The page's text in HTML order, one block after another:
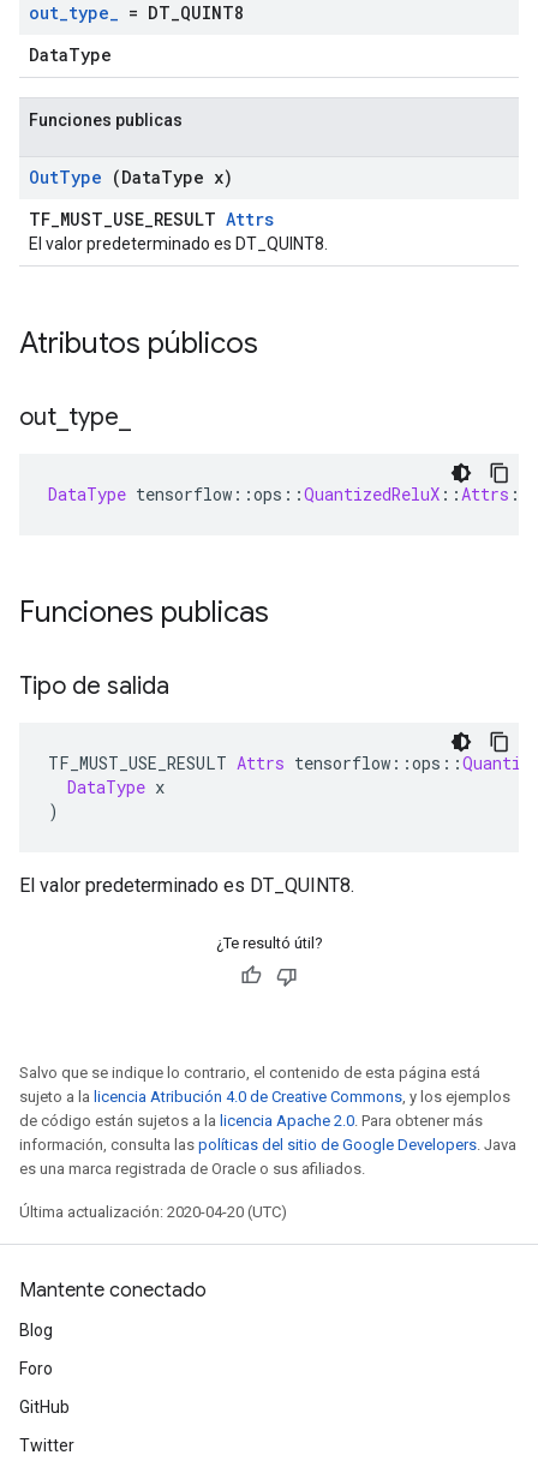
out_type_ = DT QUINT8
DataType
Funciones publicas
OutType (DataType x)
TF_MUST_USE_RESULT Attrs
El valor predeterminado es DT_QUINT8.
Atributos públicos
out type
DataType tensorflow ::ops ::QuantizedReluX ::Attrs ::
Funciones publicas
Tipo de salida
TF_MUST_USE_RESULT Attrs tensorflow ::ops ::
DataType x
)
El valor predeterminado es DT_QUINT8.
¿Te resultó útil?
Salvo que se indique lo contrario, el contenido de esta página está
sujeto a la licencia Atribución 4.0 de Creative Commons, y los ejemplos
de código están sujetos a la licencia Apache 2.0. Para obtener más
información, consulta las políticas del sitio de Google Developers. Java
es una marca registrada de Oracle o sus afiliados.
Última actualización: 2020-04-20 (UTC)
Mantente conectado
Blog
Foro
GitHub
Twitter